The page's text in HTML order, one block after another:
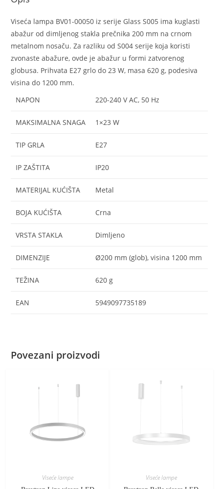
Viseća lampa BV01-00050 iz serije Glass S005 ima kuglasti
abažur od dimljenog stakla prečnika 200 mm na crnom
metalnom nosaču. Za razliku od S004 serije koja koristi
zvonaste abažure, ovde je abažur u formi zatvorenog
globusa. Prihvata E27 grlo do 23 W, masa 620 g, podesiva
visina do 1200 mm.
NAPON
220-240 V AC, 50 Hz
MAKSIMALNA SNAGA 1×23 W
TIP GRLA E27
IP ZAŠTITA IP20
MATERIJAL KUĆIŠTA Metal
BOJA KUĆIŠTA Crna
VRSTA STAKLA Dimljeno
DIMENZIJE Ø200 mm (glob), visina 1200 mm
TEŽINA 620 g
EAN 5949097735189
Povezani proizvodi
Viseće lampe Viseće lampe